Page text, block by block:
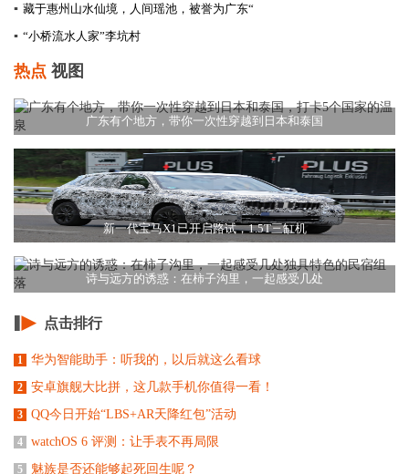
▪ 藏于惠州山水仙境，人间瑶池，被誉为广东“
▪ “小桥流水人家”李坑村
热点 视图
广东有个地方，带你一次性穿越到日本和泰国
新一代宝马X1已开启路试，1.5T三缸机
诗与远方的诱惑：在柿子沟里，一起感受几处
点击排行
1 华为智能助手：听我的，以后就这么看球
2 安卓旗舰大比拼，这几款手机你值得一看！
3 QQ今日开始“LBS+AR天降红包”活动
4 watchOS 6 评测：让手表不再局限
5 魅族是否还能够起死回生呢？